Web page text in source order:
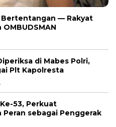
Bertentangan — Rakyat
OMBUDSMAN
di Mabes Polri,
Plt Kapolresta
53, Perkuat
sebagai Penggerak